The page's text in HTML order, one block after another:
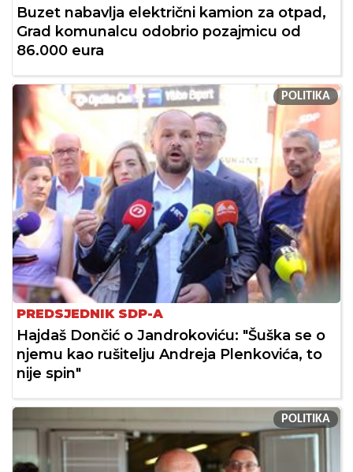
Buzet nabavlja električni kamion za otpad,
Grad komunalcu odobrio pozajmicu od
86.000 eura
POLITIKA
PREDSJEDNIK SDP-A
Hajdaš Dončić o Jandrokoviću: "Šuška se o
njemu kao rušitelju Andreja Plenkovića, to
nije spin"
POLITIKA